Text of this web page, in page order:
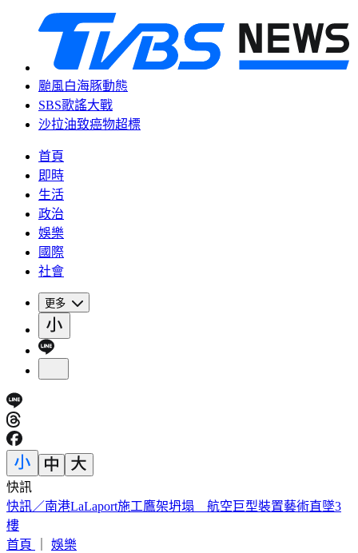
颱風白海豚動態
SBS歌謠大戰
沙拉油致癌物超標
首頁
即時
生活
政治
娛樂
國際
社會
更多
快訊
國家警報大響！下午2:30收「網路降速演習預告」
首頁